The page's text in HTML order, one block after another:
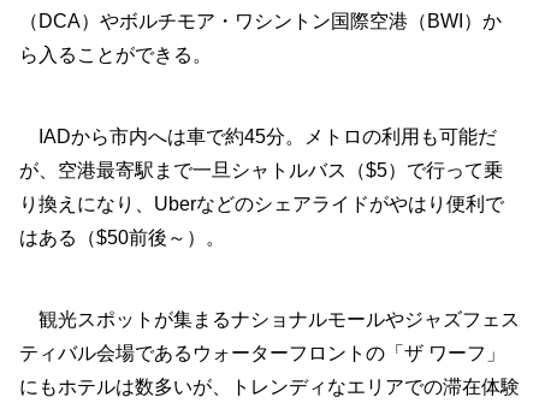
（DCA）やボルチモア・ワシントン国際空港（BWI）か
ら入ることができる。
IADから市内へは車で約45分。メトロの利用も可能だ
が、空港最寄駅まで一旦シャトルバス（$5）で行って乗
り換えになり、Uberなどのシェアライドがやはり便利で
はある（$50前後～）。
観光スポットが集まるナショナルモールやジャズフェス
ティバル会場であるウォーターフロントの「ザ ワーフ」
にもホテルは数多いが、トレンディなエリアでの滞在体験